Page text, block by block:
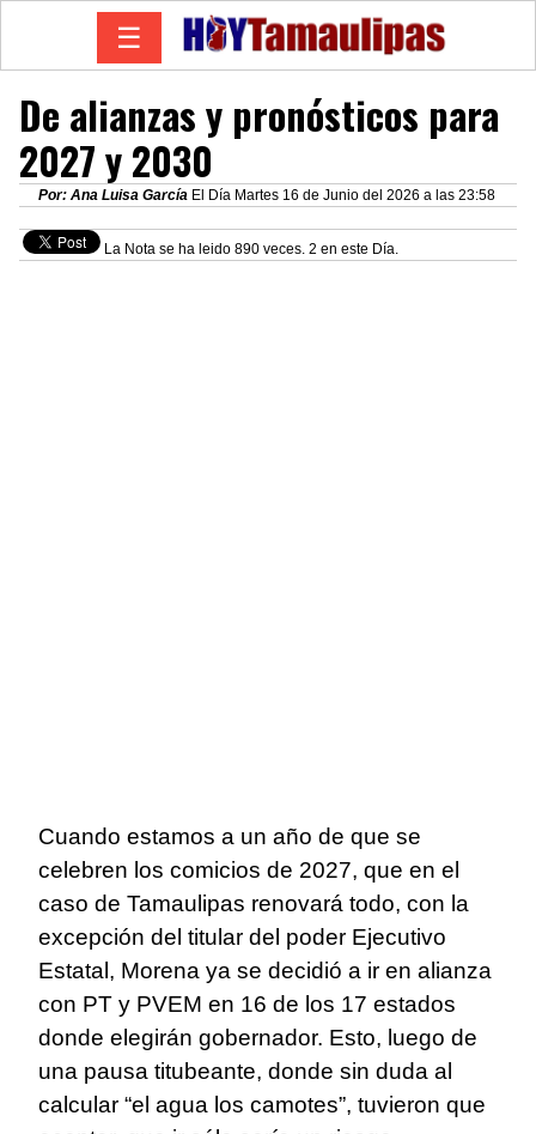
☰
De alianzas y pronósticos para
2027 y 2030
Por: Ana Luisa García El Día Martes 16 de Junio del 2026 a las 23:58
La Nota se ha leido 890 veces. 2 en este Día.
Cuando estamos a un año de que se
celebren los comicios de 2027, que en el
caso de Tamaulipas renovará todo, con la
excepción del titular del poder Ejecutivo
Estatal, Morena ya se decidió a ir en alianza
con PT y PVEM en 16 de los 17 estados
donde elegirán gobernador. Esto, luego de
una pausa titubeante, donde sin duda al
calcular “el agua los camotes”, tuvieron que